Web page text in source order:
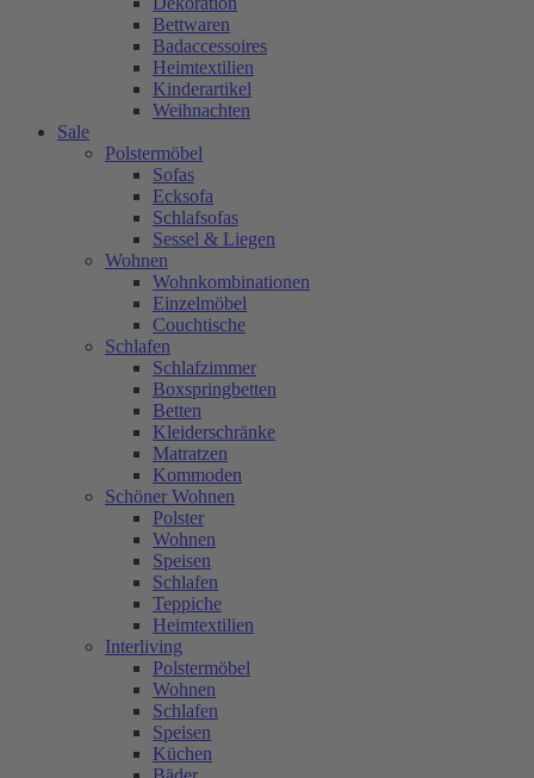
Bettwaren
Badaccessoires
Heimtextilien
Kinderartikel
Weihnachten
Sale
Polstermöbel
Sofas
Ecksofa
Schlafsofas
Sessel & Liegen
Wohnen
Wohnkombinationen
Einzelmöbel
Couchtische
Schlafen
Schlafzimmer
Boxspringbetten
Betten
Kleiderschränke
Matratzen
Kommoden
Schöner Wohnen
Polster
Wohnen
Speisen
Schlafen
Teppiche
Heimtextilien
Interliving
Polstermöbel
Wohnen
Schlafen
Speisen
Küchen